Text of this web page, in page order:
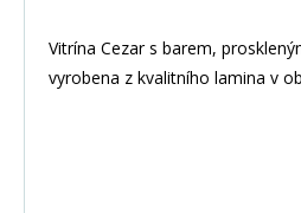
Vitrína Cezar s barem,
vyrobena z kvalitního lamina v